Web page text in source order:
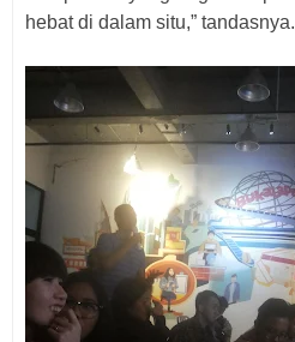
hebat di dalam situ,” tandasnya.